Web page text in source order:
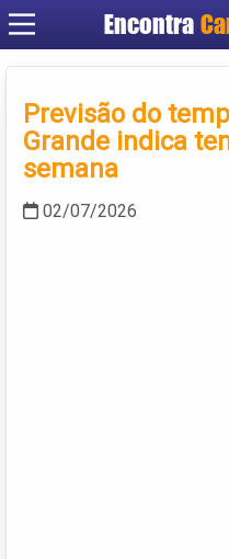
Encontra
Previsão do
Grande indica
semana
02/07/2026